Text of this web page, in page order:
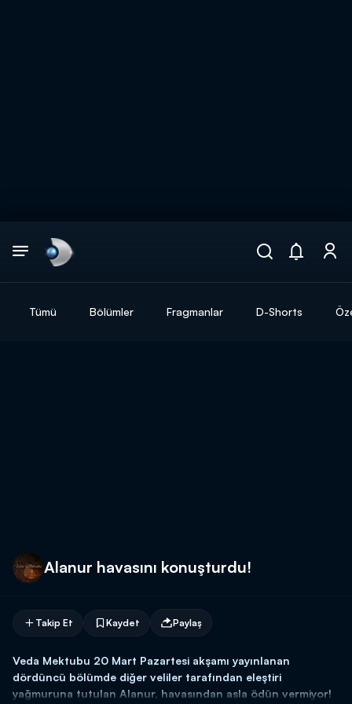
Tümü Bölümler Fragmanlar D-Shorts
Alanur havasını konuşturdu!
Takip Et Kaydet Paylaş
Veda Mektubu 20 Mart Pazartesi akşamı yayınlanan
dördüncü bölümde diğer veliler tarafından eleştiri
yağmuruna tutulan Alanur, havasından asla ödün vermiyor!